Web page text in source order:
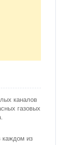
каналов
газовых
каждом из